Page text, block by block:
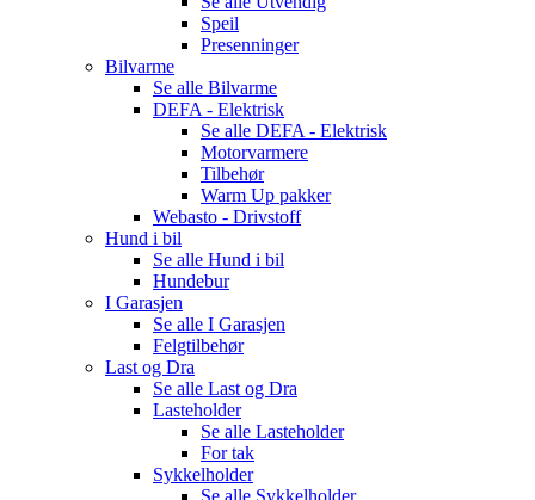
Speil
Presenninger
Bilvarme
Se alle Bilvarme
DEFA - Elektrisk
Se alle DEFA - Elektrisk
Motorvarmere
Tilbehør
Warm Up pakker
Webasto - Drivstoff
Hund i bil
Se alle Hund i bil
Hundebur
I Garasjen
Se alle I Garasjen
Felgtilbehør
Last og Dra
Se alle Last og Dra
Lasteholder
Se alle Lasteholder
For tak
Sykkelholder
Se alle Sykkelholder